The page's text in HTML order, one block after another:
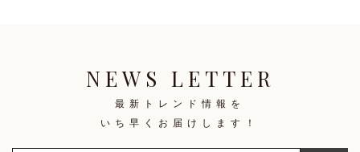
NEWS LETTER
最新トレンド情報を
いち早くお届けします！